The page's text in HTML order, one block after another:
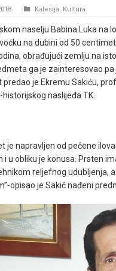
Kalesija, Kultura
naselju Babina Luka na
na dubini od 50
obrađujući zemlju na
ga je zainteresovao pa
predao je Ekremu Sakiću,
historijskog naslijeđa TK.
je napravljen od pečene
i u obliku je konusa. Prsten
reljefnog udubljenja,
opisao je Sakić nađeni